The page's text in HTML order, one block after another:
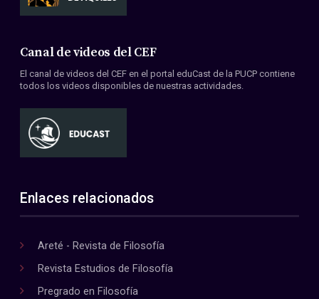
Canal de videos del CEF
El canal de videos del CEF en el portal eduCast de la PUCP contiene
todos los videos disponibles de nuestras actividades.
Enlaces relacionados
Areté - Revista de Filosofía
Revista Estudios de Filosofía
Pregrado en Filosofía